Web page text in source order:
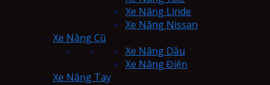
Xe Nâng Linde
Xe Nâng Nissan
Xe Nâng Cũ
Xe Nâng Dầu
Xe Nâng Điện
Xe Nâng Tay